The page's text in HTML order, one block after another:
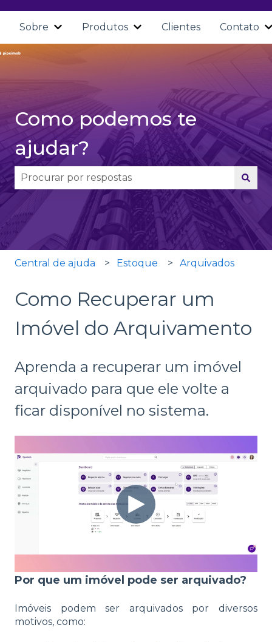
Sobre
Mostrar submenu para Sobre
Produtos
Mostrar submenu para
Clientes Contato
Como podemos te
ajudar?
Não há sugestões porque o campo de pesquisa
Central de ajuda Estoque Arquivados
Como Recuperar um
Imóvel do Arquivamento
Aprenda a recuperar um imóvel
arquivado para que ele volte a
ficar disponível no sistema.
Por que um imóvel pode ser arquivado?
Imóveis podem ser arquivados por diversos
motivos, como: